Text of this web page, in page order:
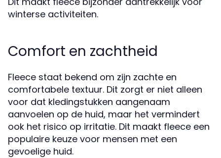
winterse activiteiten.
Comfort en zachtheid
Fleece staat bekend om zijn zachte en
comfortabele textuur. Dit zorgt er niet alleen
voor dat kledingstukken aangenaam
aanvoelen op de huid, maar het vermindert
ook het risico op irritatie. Dit maakt fleece een
populaire keuze voor mensen met een
gevoelige huid.